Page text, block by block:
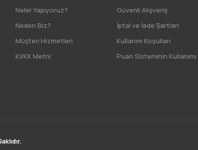
Neler Yapıyoruz?
Neden Biz?
Müşteri Hizmetleri
KVKK Metni
Güvenli Alışveriş
İptal ve İade Şartları
Kullanım Koşulları
Puan Sisteminin Kullanımı